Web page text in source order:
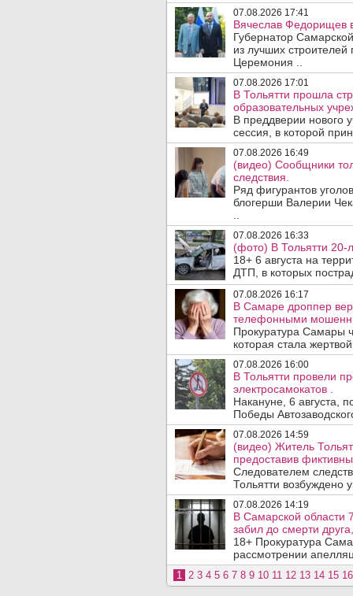
07.08.2026 17:41
Вячеслав Федорищев
Губернатор
из лучших
Церемония ..
07.08.2026 17:01
В Тольятти прошла
образовательных
В преддверии нового
сессия, в которой
07.08.2026 16:49
(видео) Сообщники
следствия.
Ряд фигурантов
блогерши Валерии
07.08.2026 16:33
(фото) В Тольятти 20-
18+ 6 августа на
ДТП, в которых
07.08.2026 16:17
В Самаре дроппер
телефонными
Прокуратура Самары
которая стала
07.08.2026 16:00
В Тольятти провели
электросамокатов .
Накануне, 6 августа,
Победы
07.08.2026 14:59
(видео) Житель
предоставив
Следователем
Тольятти возбуждено
07.08.2026 14:19
В Самарской области
забил до смерти
18+ Прокуратура
рассмотрении
1 2 3 4 5 6 7 8 9 10 11 12 13 14 15 16